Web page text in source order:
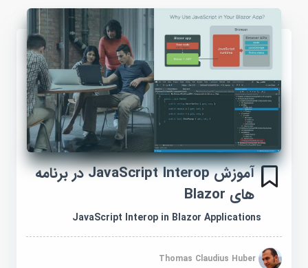
آموزش JavaScript Interop در برنامه
های Blazor
JavaScript Interop in Blazor Applications
Thomas Claudius Huber